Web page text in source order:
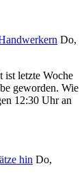
Do,
ist letzte Woche
geworden. Wie
12:30 Uhr an
hin Do,